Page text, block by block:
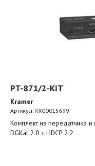
PT-871/2-KIT
Kramer
Артикул: KR00015699
Комплект из передатчика
DGKat 2.0 с HDCP 2.2